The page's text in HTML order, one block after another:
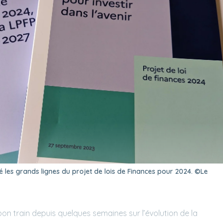
les grands lignes du projet de lois de Finances pour 2024. ©Le
train depuis quelques semaines sur l’évolution de la